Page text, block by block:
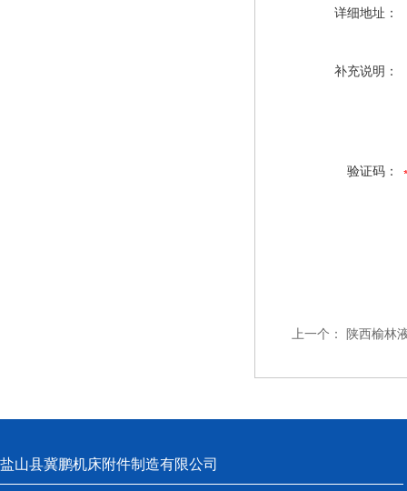
详细地址：
补充说明：
验证码：
上一个： 陕西榆林
盐山县冀鹏机床附件制造有限公司